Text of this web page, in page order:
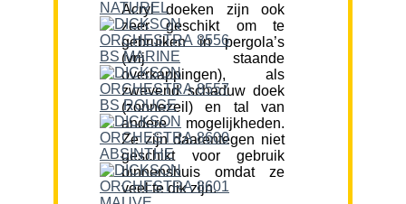
Acryl doeken zijn ook
zeer geschikt om te
gebruiken in pergola’s
(vrij staande
overkappingen), als
zwevend schaduw doek
(zonnezeil) en tal van
andere mogelijkheden.
Ze zijn daarentegen niet
geschikt voor gebruik
binnenshuis omdat ze
veel te dik zijn.